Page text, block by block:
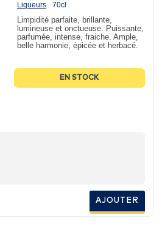
Liqueurs 70cl
Limpidité parfaite, brillante,
lumineuse et onctueuse. Puissante,
parfumée, intense, fraiche. Ample,
belle harmonie, épicée et herbacé.
EN STOCK
AJOUTER